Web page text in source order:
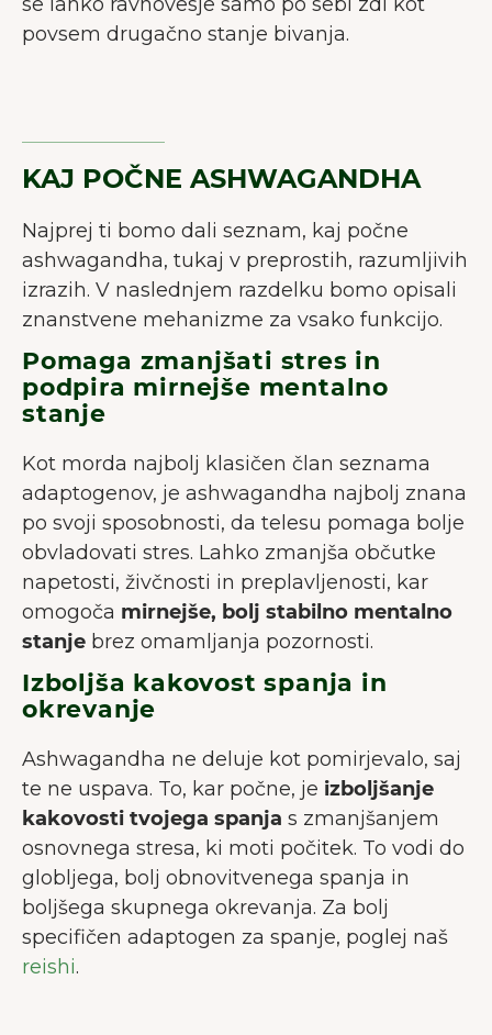
povsem drugačno stanje bivanja.
KAJ POČNE ASHWAGANDHA
Najprej ti bomo dali seznam, kaj počne
ashwagandha, tukaj v preprostih, razumljivih
izrazih. V naslednjem razdelku bomo opisali
znanstvene mehanizme za vsako funkcijo.
Pomaga zmanjšati stres in
podpira mirnejše mentalno
stanje
Kot morda najbolj klasičen član seznama
adaptogenov, je ashwagandha najbolj znana
po svoji sposobnosti, da telesu pomaga bolje
obvladovati stres. Lahko zmanjša občutke
napetosti, živčnosti in preplavljenosti, kar
omogoča mirnejše, bolj stabilno mentalno
stanje brez omamljanja pozornosti.
Izboljša kakovost spanja in
okrevanje
Ashwagandha ne deluje kot pomirjevalo, saj
te ne uspava. To, kar počne, je izboljšanje
kakovosti tvojega spanja s zmanjšanjem
osnovnega stresa, ki moti počitek. To vodi do
globljega, bolj obnovitvenega spanja in
boljšega skupnega okrevanja. Za bolj
specifičen adaptogen za spanje, poglej naš
reishi.